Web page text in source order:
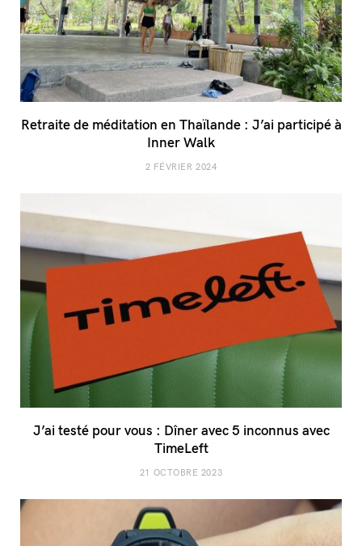
Retraite de méditation en Thaïlande : J’ai participé à
Inner Walk
2 FÉVRIER 2024
J’ai testé pour vous : Dîner avec 5 inconnus avec
TimeLeft
21 OCTOBRE 2023